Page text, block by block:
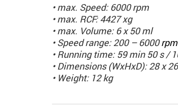
• max. Speed: 6000 rpm
• max. RCF: 4427 xg
• max. Volume: 6 x 50 ml
• Speed range: 200 – 6000rpm
• Running time: 59 min 50 s /
• Dimensions (WxHxD): 28 x
• Weight: 12 kg